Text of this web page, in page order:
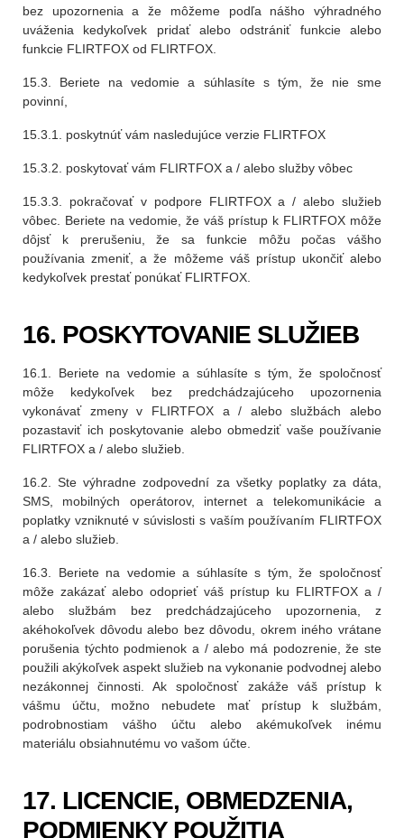
bez upozornenia a že môžeme podľa nášho výhradného
uváženia kedykoľvek pridať alebo odstrániť funkcie alebo
funkcie FLIRTFOX od FLIRTFOX.
15.3. Beriete na vedomie a súhlasíte s tým, že nie sme
povinní,
15.3.1. poskytnúť vám nasledujúce verzie FLIRTFOX
15.3.2. poskytovať vám FLIRTFOX a / alebo služby vôbec
15.3.3. pokračovať v podpore FLIRTFOX a / alebo služieb
vôbec. Beriete na vedomie, že váš prístup k FLIRTFOX môže
dôjsť k prerušeniu, že sa funkcie môžu počas vášho
používania zmeniť, a že môžeme váš prístup ukončiť alebo
kedykoľvek prestať ponúkať FLIRTFOX.
16. POSKYTOVANIE SLUŽIEB
16.1. Beriete na vedomie a súhlasíte s tým, že spoločnosť
môže kedykoľvek bez predchádzajúceho upozornenia
vykonávať zmeny v FLIRTFOX a / alebo službách alebo
pozastaviť ich poskytovanie alebo obmedziť vaše používanie
FLIRTFOX a / alebo služieb.
16.2. Ste výhradne zodpovední za všetky poplatky za dáta,
SMS, mobilných operátorov, internet a telekomunikácie a
poplatky vzniknuté v súvislosti s vaším používaním FLIRTFOX
a / alebo služieb.
16.3. Beriete na vedomie a súhlasíte s tým, že spoločnosť
môže zakázať alebo odoprieť váš prístup ku FLIRTFOX a /
alebo službám bez predchádzajúceho upozornenia, z
akéhokoľvek dôvodu alebo bez dôvodu, okrem iného vrátane
porušenia týchto podmienok a / alebo má podozrenie, že ste
použili akýkoľvek aspekt služieb na vykonanie podvodnej alebo
nezákonnej činnosti. Ak spoločnosť zakáže váš prístup k
vášmu účtu, možno nebudete mať prístup k službám,
podrobnostiam vášho účtu alebo akémukoľvek inému
materiálu obsiahnutému vo vašom účte.
17. LICENCIE, OBMEDZENIA,
PODMIENKY POUŽITIA